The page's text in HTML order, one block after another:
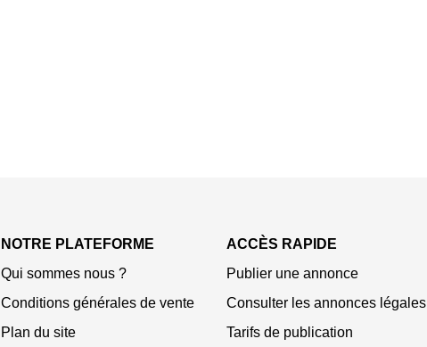
NOTRE PLATEFORME
Qui sommes nous ?
Conditions générales de vente
Plan du site
ACCÈS RAPIDE
Publier une annonce
Consulter les annonces légales
Tarifs de publication